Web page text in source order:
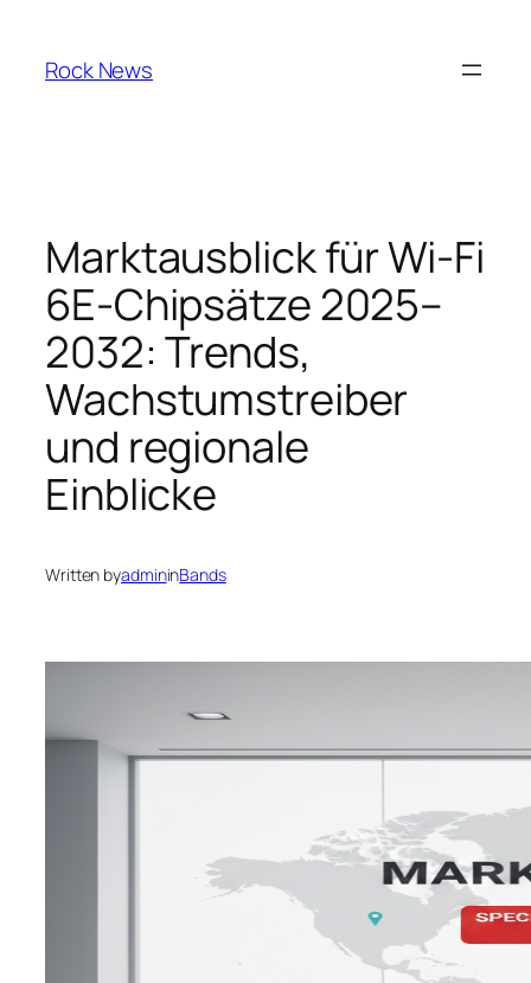
content
Rock News
Marktausblick für Wi-Fi
6E-Chipsätze 2025–
2032: Trends,
Wachstumstreiber
und regionale
Einblicke
Written byadmininBands